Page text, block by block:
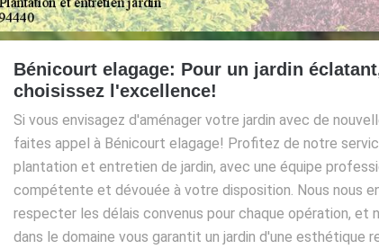
Bénicourt elagage: Pour un jardin
choisissez l'excellence!
Si vous envisagez d'aménager votre jardin avec de
faites appel à Bénicourt elagage! Profitez de notre
plantation et entretien de jardin, avec une équipe
compétente et dévouée à votre disposition. Nous nous
respecter les délais convenus pour chaque opération, et
dans le domaine vous garantit un jardin d'une esthétique